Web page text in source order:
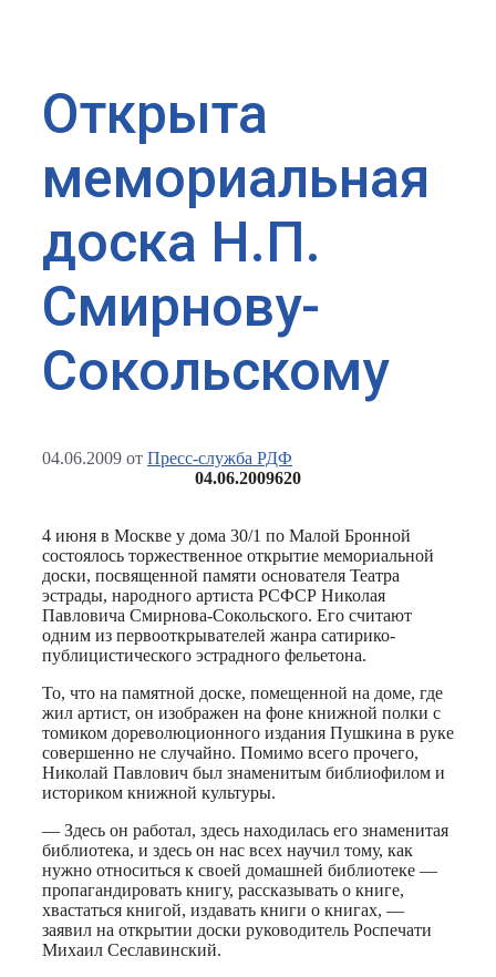
Открыта
мемориальная
доска Н.П.
Смирнову-
Сокольскому
04.06.2009 от Пресс-служба РДФ
04.06.2009620
4 июня в Москве у дома 30/1 по Малой Бронной
состоялось торжественное открытие мемориальной
доски, посвященной памяти основателя Театра
эстрады, народного артиста РСФСР Николая
Павловича Смирнова-Сокольского. Его считают
одним из первооткрывателей жанра сатирико-
публицистического эстрадного фельетона.
То, что на памятной доске, помещенной на доме, где
жил артист, он изображен на фоне книжной полки с
томиком дореволюционного издания Пушкина в руке
совершенно не случайно. Помимо всего прочего,
Николай Павлович был знаменитым библиофилом и
историком книжной культуры.
— Здесь он работал, здесь находилась его знаменитая
библиотека, и здесь он нас всех научил тому, как
нужно относиться к своей домашней библиотеке —
пропагандировать книгу, рассказывать о книге,
хвастаться книгой, издавать книги о книгах, —
заявил на открытии доски руководитель Роспечати
Михаил Сеславинский.